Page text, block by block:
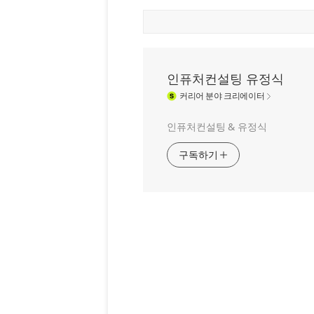
인퓨처컨설팅 유정식
커리어 분야 크리에이터
인퓨처컨설팅 & 유정식
구독하기